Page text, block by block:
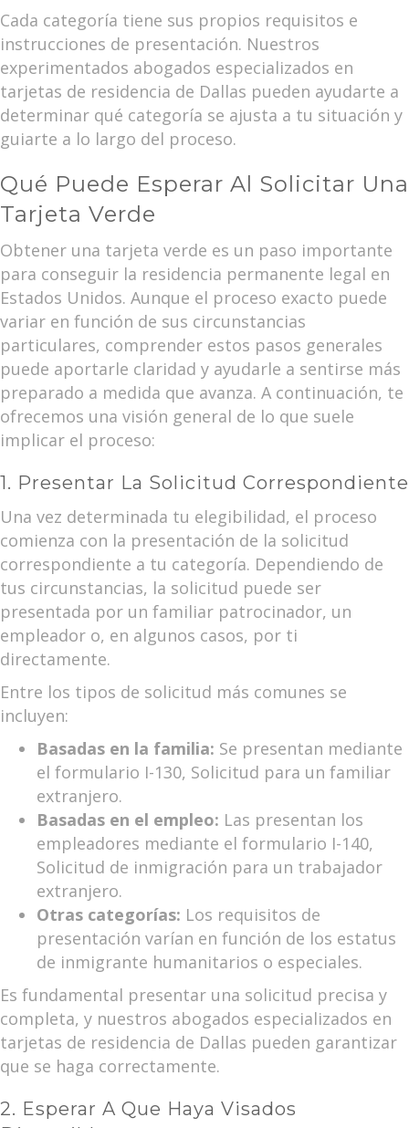
Cada categoría tiene sus propios requisitos e
instrucciones de presentación. Nuestros
experimentados abogados especializados en
tarjetas de residencia de Dallas pueden ayudarte a
determinar qué categoría se ajusta a tu situación y
guiarte a lo largo del proceso.
Qué Puede Esperar Al Solicitar Una
Tarjeta Verde
Obtener una tarjeta verde es un paso importante
para conseguir la residencia permanente legal en
Estados Unidos. Aunque el proceso exacto puede
variar en función de sus circunstancias
particulares, comprender estos pasos generales
puede aportarle claridad y ayudarle a sentirse más
preparado a medida que avanza. A continuación, te
ofrecemos una visión general de lo que suele
implicar el proceso:
1. Presentar La Solicitud Correspondiente
Una vez determinada tu elegibilidad, el proceso
comienza con la presentación de la solicitud
correspondiente a tu categoría. Dependiendo de
tus circunstancias, la solicitud puede ser
presentada por un familiar patrocinador, un
empleador o, en algunos casos, por ti
directamente.
Entre los tipos de solicitud más comunes se
incluyen:
Basadas en la familia: Se presentan mediante
el formulario I-130, Solicitud para un familiar
extranjero.
Basadas en el empleo: Las presentan los
empleadores mediante el formulario I-140,
Solicitud de inmigración para un trabajador
extranjero.
Otras categorías: Los requisitos de
presentación varían en función de los estatus
de inmigrante humanitarios o especiales.
Es fundamental presentar una solicitud precisa y
completa, y nuestros abogados especializados en
tarjetas de residencia de Dallas pueden garantizar
que se haga correctamente.
2. Esperar A Que Haya Visados